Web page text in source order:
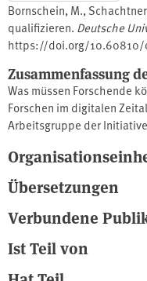
Bornschein, M.,
qualifizieren. Deutsche
https://doi.org/10.60810/
Zusammenfassung
Was müssen Forschende
Forschen im digitalen
Arbeitsgruppe der
Quelle: https://
Übersetzungen
Verbundene
Ist Teil von